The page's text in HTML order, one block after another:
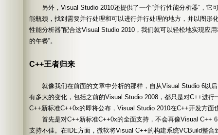
另外，Visual Studio 2010还提供了一个“并行性能分析器”，它
能瓶颈，找到需要并行处理和可以进行并行处理的地方，并以图形
性能分析器”配合这Visual Studio 2010，我们就可以轻松地实现应
的午餐”。
C++王者归来
就像我们在前面的文章中分析的那样，自从Visual Studio 6以
有多大的变化，包括之前的Visual Studio 2008，都只是对C++进行
C++新标准C++0x的即将公布，Visual Studio 2010在C++开发方面
首先是对C++新标准C++0x的全面支持，不会再像Visual C++ 6
支持不佳。在IDE方面，微软将Visual C++的构建系统VCBuild整合